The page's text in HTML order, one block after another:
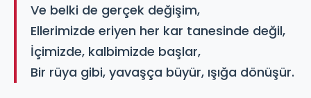
Ve belki de gerçek değişim,
Ellerimizde eriyen her kar tanesinde değil,
İçimizde, kalbimizde başlar,
Bir rüya gibi, yavaşça büyür, ışığa dönüşür.